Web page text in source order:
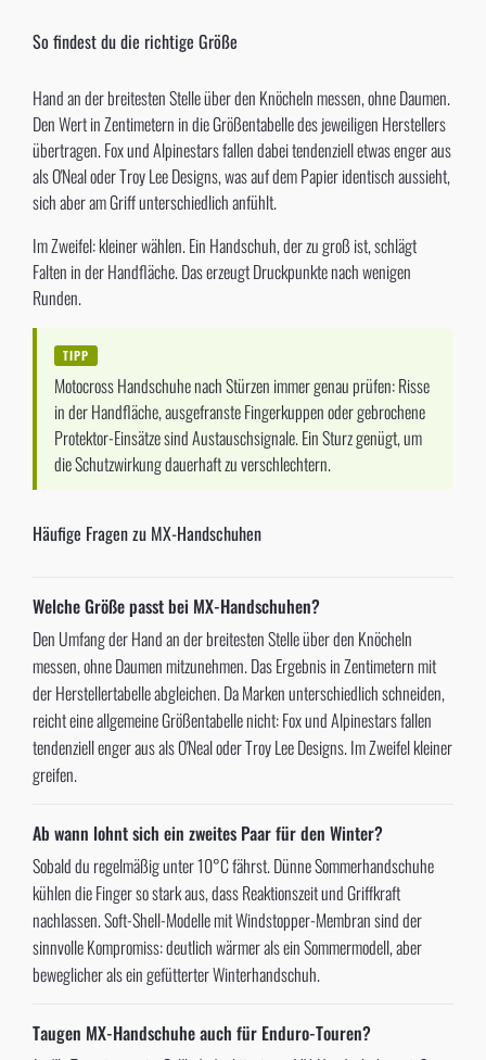
So findest du die richtige Größe
Hand an der breitesten Stelle über den Knöcheln messen, ohne Daumen.
Den Wert in Zentimetern in die Größentabelle des jeweiligen Herstellers
übertragen. Fox und Alpinestars fallen dabei tendenziell etwas enger aus
als O'Neal oder Troy Lee Designs, was auf dem Papier identisch aussieht,
sich aber am Griff unterschiedlich anfühlt.
Im Zweifel: kleiner wählen. Ein Handschuh, der zu groß ist, schlägt
Falten in der Handfläche. Das erzeugt Druckpunkte nach wenigen
Runden.
TIPP
Motocross Handschuhe nach Stürzen immer genau prüfen: Risse
in der Handfläche, ausgefranste Fingerkuppen oder gebrochene
Protektor-Einsätze sind Austauschsignale. Ein Sturz genügt, um
die Schutzwirkung dauerhaft zu verschlechtern.
Häufige Fragen zu MX-Handschuhen
Welche Größe passt bei MX-Handschuhen?
Den Umfang der Hand an der breitesten Stelle über den Knöcheln
messen, ohne Daumen mitzunehmen. Das Ergebnis in Zentimetern mit
der Herstellertabelle abgleichen. Da Marken unterschiedlich schneiden,
reicht eine allgemeine Größentabelle nicht: Fox und Alpinestars fallen
tendenziell enger aus als O'Neal oder Troy Lee Designs. Im Zweifel kleiner
greifen.
Ab wann lohnt sich ein zweites Paar für den Winter?
Sobald du regelmäßig unter 10°C fährst. Dünne Sommerhandschuhe
kühlen die Finger so stark aus, dass Reaktionszeit und Griffkraft
nachlassen. Soft-Shell-Modelle mit Windstopper-Membran sind der
sinnvolle Kompromiss: deutlich wärmer als ein Sommermodell, aber
beweglicher als ein gefütterter Winterhandschuh.
Taugen MX-Handschuhe auch für Enduro-Touren?